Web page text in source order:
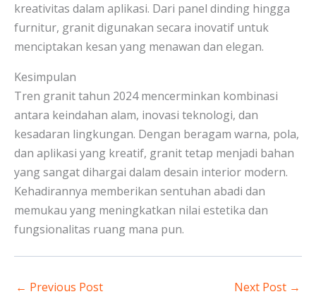
kreativitas dalam aplikasi. Dari panel dinding hingga
furnitur, granit digunakan secara inovatif untuk
menciptakan kesan yang menawan dan elegan.
Kesimpulan
Tren granit tahun 2024 mencerminkan kombinasi
antara keindahan alam, inovasi teknologi, dan
kesadaran lingkungan. Dengan beragam warna, pola,
dan aplikasi yang kreatif, granit tetap menjadi bahan
yang sangat dihargai dalam desain interior modern.
Kehadirannya memberikan sentuhan abadi dan
memukau yang meningkatkan nilai estetika dan
fungsionalitas ruang mana pun.
← Previous Post Next Post →